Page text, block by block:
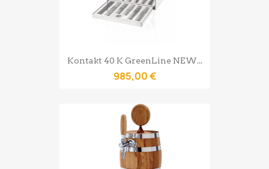
Kontakt 40 K GreenLine NEW...
985,00 €